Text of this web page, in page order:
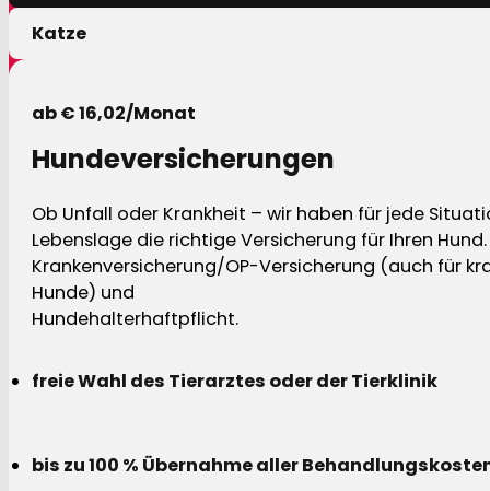
Katze
ab € 16,02/Monat
Hundeversicherungen
Ob Unfall oder Krankheit – wir haben für jede
Lebenslage die richtige Versicherung für Ihren Hund.
Krankenversicherung/OP-Versicherung (auch für
Hunde) und
Hundehalterhaftpflicht.
freie Wahl des Tierarztes oder der Tierklinik
bis zu 100 % Übernahme aller